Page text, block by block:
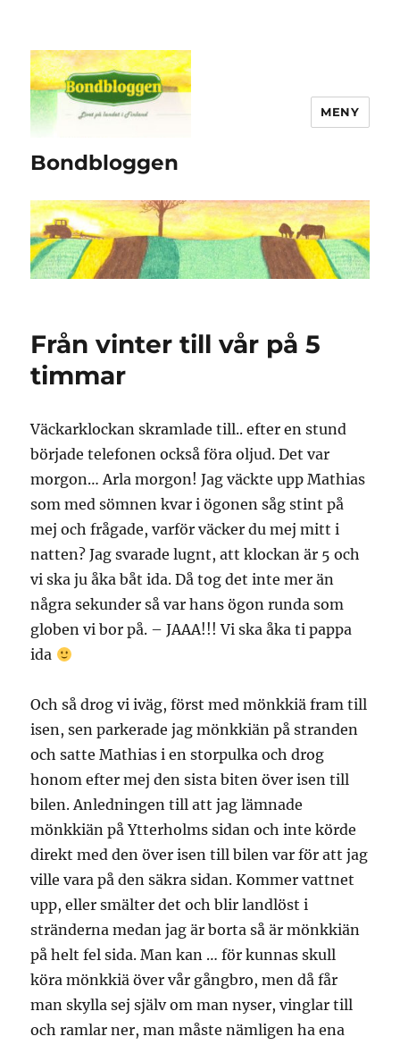
Bondbloggen
MENY
Från vinter till vår på 5
timmar
Väckarklockan skramlade till.. efter en stund
började telefonen också föra oljud. Det var
morgon… Arla morgon! Jag väckte upp Mathias
som med sömnen kvar i ögonen såg stint på
mej och frågade, varför väcker du mej mitt i
natten? Jag svarade lugnt, att klockan är 5 och
vi ska ju åka båt ida. Då tog det inte mer än
några sekunder så var hans ögon runda som
globen vi bor på. – JAAA!!! Vi ska åka ti pappa
ida
Och så drog vi iväg, först med mönkkiä fram till
isen, sen parkerade jag mönkkiän på stranden
och satte Mathias i en storpulka och drog
honom efter mej den sista biten över isen till
bilen. Anledningen till att jag lämnade
mönkkiän på Ytterholms sidan och inte körde
direkt med den över isen till bilen var för att jag
ville vara på den säkra sidan. Kommer vattnet
upp, eller smälter det och blir landlöst i
stränderna medan jag är borta så är mönkkiän
på helt fel sida. Man kan … för kunnas skull
köra mönkkiä över vår gångbro, men då får
man skylla sej själv om man nyser, vinglar till
och ramlar ner, man måste nämligen ha ena